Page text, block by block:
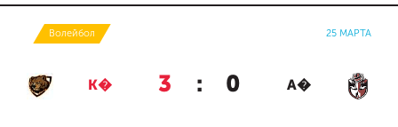
Волейбол 25 МАРТА
К� 3 : 0 А�